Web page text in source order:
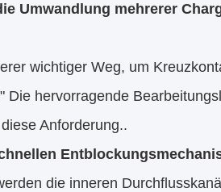
Umwandlung mehrerer
wichtiger Weg, um
Die hervorragende
Anforderung..
die inneren